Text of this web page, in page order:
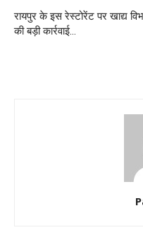
रायपुर के इस रेस्टोरेंट पर खाद्य
की बड़ी कार्रवाई…